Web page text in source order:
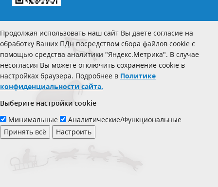
Продолжая использовать наш сайт Вы даете согласие на
обработку Ваших ПДн посредством сбора файлов cookie с
помощью средства аналитики "Яндекс.Метрика". В случае
несогласия Вы можете отключить сохранение cookie в
настройках браузера. Подробнее в Политике
конфиденциальности сайта.
Выберите настройки cookie
Минимальные
Аналитические/Функциональные
Принять всё
Настроить